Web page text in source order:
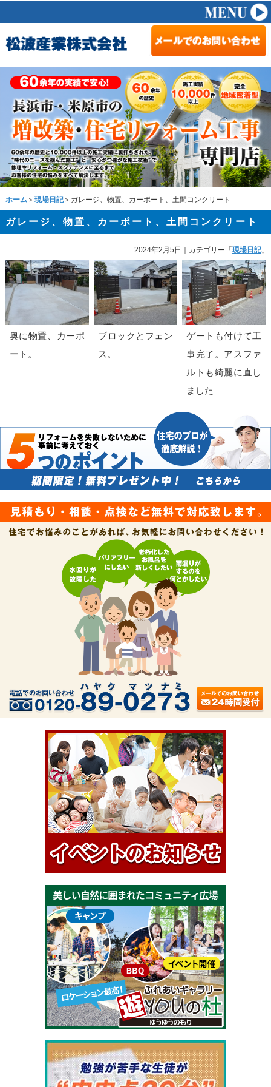
ホーム ＞ 現場日記＞ガレージ、物置、カーポート、土間コンクリート
ガレージ、物置、カーポート、土間コンクリート
2024年2月5日 ｜カテゴリー「 現場日記」
奥に物置、カーポ
ート。
ブロックとフェン
ス。
ゲートも付けて工
事完了。アスファ
ルトも綺麗に直し
ました